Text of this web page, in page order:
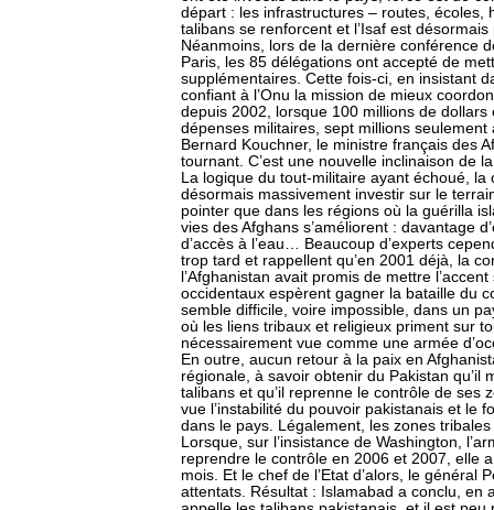
départ : les infrastructures – routes,
talibans se renforcent et l’Isaf est
Néanmoins, lors de la dernière conférence
Paris, les 85 délégations ont accepté de
supplémentaires. Cette fois-ci, en insistant
confiant à l’Onu la mission de mieux
depuis 2002, lorsque 100 millions de
dépenses militaires, sept millions
Bernard Kouchner, le ministre français des
tournant. C’est une nouvelle inclinaison de
La logique du tout-militaire ayant échoué,
désormais massivement investir sur le
pointer que dans les régions où la guérilla
vies des Afghans s’améliorent : davantage
d’accès à l’eau… Beaucoup d’experts
trop tard et rappellent qu’en 2001 déjà, la
l’Afghanistan avait promis de mettre
occidentaux espèrent gagner la bataille du
semble difficile, voire impossible, dans un
où les liens tribaux et religieux priment sur
nécessairement vue comme une armée
En outre, aucun retour à la paix en
régionale, à savoir obtenir du Pakistan qu’il
talibans et qu’il reprenne le contrôle de ses
vue l’instabilité du pouvoir pakistanais et le
dans le pays. Légalement, les zones
Lorsque, sur l’insistance de Washington,
reprendre le contrôle en 2006 et 2007, elle
mois. Et le chef de l’Etat d’alors, le général
attentats. Résultat : Islamabad a conclu, en